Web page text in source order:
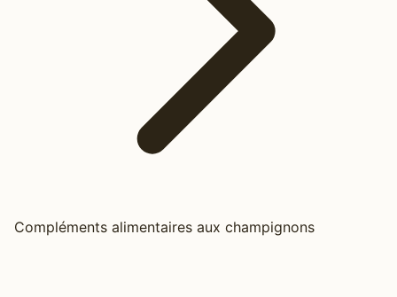
Compléments alimentaires aux champignons